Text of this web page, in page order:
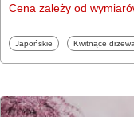
Cena zależy od
Fototapety
Japońskie Fototapety
Kwitnące drzewa